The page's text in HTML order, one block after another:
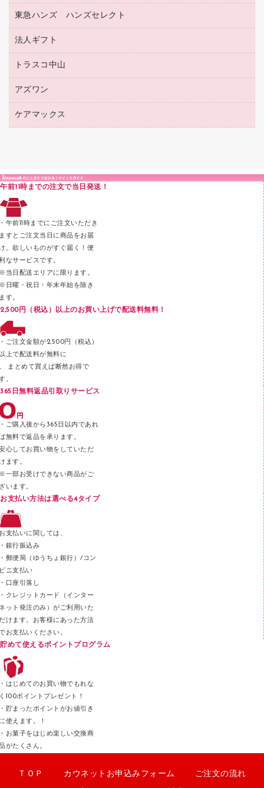
ファイルボックス
パイプ式ファイル
その他ファイル
クリヤーホルダー
クリヤーブック（差替式）
クリヤーブック（固定式）
Ｚ式ファイル
２穴リフィル・２穴インデックス
ホワイトボード用マーカー
ボールペン（油性）
ボールペン（ゲルインク）
シャープペンシル用替芯
電話台
接着用品
針なしステープラー
紙めくり
裁断機
印章用品
ラベル類
メンディングテープ
メッシュケース／ペンケース
フロアケース
ブックエンド／ブックスタンド
パンチ
デスクトレー
テープカッター
その他文具
セロハンテープ
スティックのり
クリップ
カッター
店舗運営用品
陳列什器
紙手提げ袋
レジ・ポリ袋
ディスプレイ用品
カウンター／お会計用品
東急ハンズ ハンズセレクト
東急ハンズ
法人ギフト
高島屋
高島屋（食品・飲料）
カウネットギフト（食品・飲料）
トラスコ中山
建築・作業用品
アズワン
医療・介護用品（食品・飲料・食添製品）
ケアマックス
午前11時までの注文で当日発送！
午前11時までにご注文いただき
すとご注文当日に商品をお届
。欲しいものがすぐ届く！便
なサービスです。
当日配送エリアに限ります。
日曜・祝日・年末年始を除き
す。
2,500円（税込）以上のお買い上げで配送料無料！
ご注文金額が2,500円（税込）
上で配送料が無料に
まとめて買えば断然お得で
。
365日無料返品引取りサービス
ご購入後から365日以内であれ
無料で返品を承ります。
心してお買い物をしていただ
ます。
一部お受けできない商品がご
います。
お支払い方法は選べる4タイプ
支払いに関しては、
銀行振込み
郵便局（ゆうちょ銀行）/コン
ニ支払い
口座引落し
クレジットカード（インター
ット発注のみ）がご利用いた
けます。お客様にあった方法
お支払いください。
貯めて使えるポイントプログラム
はじめてのお買い物でもれな
100ポイントプレゼント！
貯まったポイントがお値引き
使えます。！
お菓子をはじめ楽しい交換商
がたくさん。
ＴＯＰ カウネットお申込みフォーム ご注文の流れ